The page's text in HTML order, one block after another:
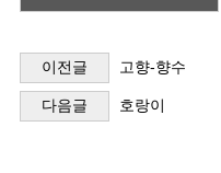
이전글 고향-향수
다음글 호랑이